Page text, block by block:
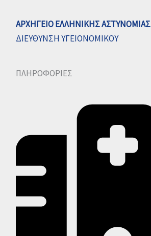
ΑΡΧΗΓΕΙΟ ΕΛΛΗΝΙΚΗΣ ΑΣΤΥΝΟΜΙΑΣ
ΔΙΕΥΘΥΝΣΗ ΥΓΕΙΟΝΟΜΙΚΟΥ
ΠΛΗΡΟΦΟΡΙΕΣ